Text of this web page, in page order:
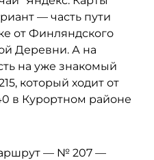
— часть пути
от Финляндского
Деревни. А на
на уже знакомый
который ходит от
в Курортном районе
— № 207 —